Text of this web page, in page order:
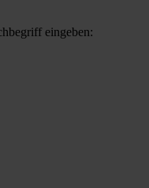
eingeben: